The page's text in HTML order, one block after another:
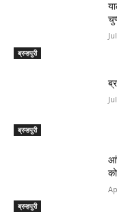
ब्रम्हपुरी
ब्रम्हपुरी
ब्रम्हपुरी